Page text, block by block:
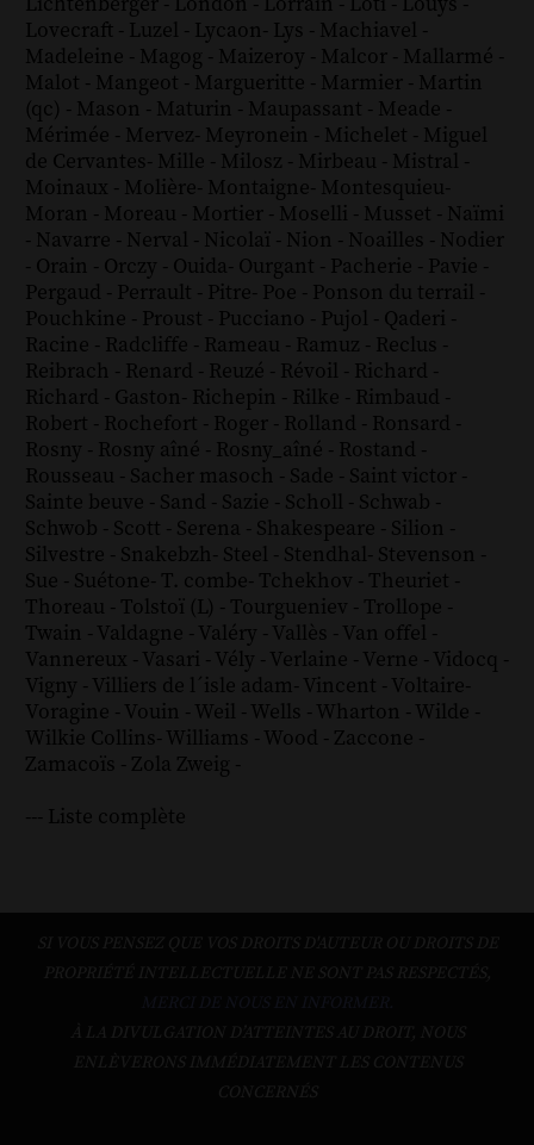
Lovecraft - Luzel - Lycaon- Lys - Machiavel -
Madeleine - Magog - Maizeroy - Malcor - Mallarmé -
Malot - Mangeot - Margueritte - Marmier - Martin
(qc) - Mason - Maturin - Maupassant - Meade -
Mérimée - Mervez- Meyronein - Michelet - Miguel
de Cervantes- Mille - Milosz - Mirbeau - Mistral -
Moinaux - Molière- Montaigne- Montesquieu-
Moran - Moreau - Mortier - Moselli - Musset - Naïmi
- Navarre - Nerval - Nicolaï - Nion - Noailles - Nodier
- Orain - Orczy - Ouida- Ourgant - Pacherie - Pavie -
Pergaud - Perrault - Pitre- Poe - Ponson du terrail -
Pouchkine - Proust - Pucciano - Pujol - Qaderi -
Racine - Radcliffe - Rameau - Ramuz - Reclus -
Reibrach - Renard - Reuzé - Révoil - Richard -
Richard - Gaston- Richepin - Rilke - Rimbaud -
Robert - Rochefort - Roger - Rolland - Ronsard -
Rosny - Rosny aîné - Rosny_aîné - Rostand -
Rousseau - Sacher masoch - Sade - Saint victor -
Sainte beuve - Sand - Sazie - Scholl - Schwab -
Schwob - Scott - Serena - Shakespeare - Silion -
Silvestre - Snakebzh- Steel - Stendhal- Stevenson -
Sue - Suétone- T. combe- Tchekhov - Theuriet -
Thoreau - Tolstoï (L) - Tourgueniev - Trollope -
Twain - Valdagne - Valéry - Vallès - Van offel -
Vannereux - Vasari - Vély - Verlaine - Verne - Vidocq -
Vigny - Villiers de l´isle adam- Vincent - Voltaire-
Voragine - Vouin - Weil - Wells - Wharton - Wilde -
Wilkie Collins- Williams - Wood - Zaccone -
Zamacoïs - Zola Zweig -
--- Liste complète